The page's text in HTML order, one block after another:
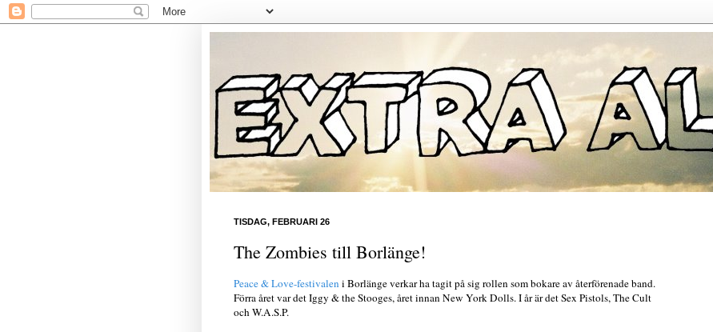
TISDAG, FEBRUARI 26
The Zombies till Borlänge!
Peace & Love-festivalen i Borlänge verkar ha tagit på sig rollen som bokare av återförenade band.
Förra året var det Iggy & the Stooges, året innan New York Dolls. I år är det Sex Pistols, The Cult
och W.A.S.P.